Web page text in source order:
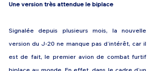
Une version très attendue le biplace
Signalée depuis plusieurs mois, la nouvelle
version du J-20 ne manque pas d’intérêt, car il
est de fait, le premier avion de combat furtif